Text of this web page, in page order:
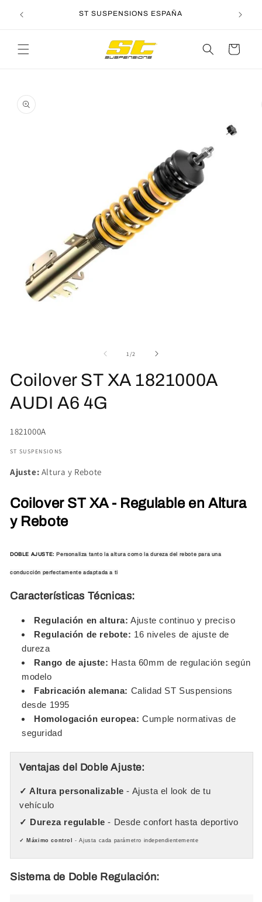
directamente
ST SUSPENSIONS ESPAÑA
Carrito
a la
información
una
ventana
modal
1 /de2
Coilover ST XA 1821000A
AUDI A6 4G
SKU:
1821000A
ST SUSPENSIONS
Ajuste: Altura y Rebote
Coilover ST XA - Regulable en Altura
y Rebote
DOBLE AJUSTE: Personaliza tanto la altura como la dureza del rebote para una
conducción perfectamente adaptada a ti
Características Técnicas:
Regulación en altura: Ajuste continuo y preciso
Regulación de rebote: 16 niveles de ajuste de
dureza
Rango de ajuste: Hasta 60mm de regulación según
modelo
Fabricación alemana: Calidad ST Suspensions
desde 1995
Homologación europea: Cumple normativas de
seguridad
Ventajas del Doble Ajuste:
✓ Altura personalizable - Ajusta el look de tu
vehículo
✓ Dureza regulable - Desde confort hasta deportivo
✓ Máximo control - Ajusta cada parámetro independientemente
Sistema de Doble Regulación: